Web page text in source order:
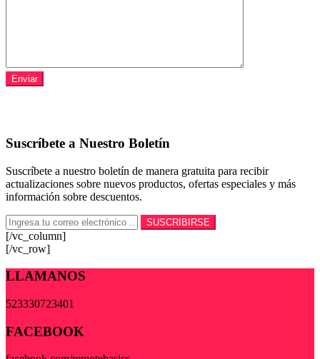
Suscríbete a Nuestro Boletín
Suscríbete a nuestro boletín de manera gratuita para recibir
actualizaciones sobre nuevos productos, ofertas especiales y más
información sobre descuentos.
[/vc_column]
[/vc_row]
LLAMANOS
523330723401
FACEBOOK